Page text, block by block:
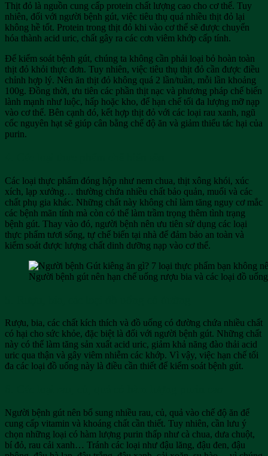
Thịt đỏ là nguồn cung cấp protein chất lượng cao cho cơ thể. Tuy
nhiên, đối với người bệnh gút, việc tiêu thụ quá nhiều thịt đỏ lại
không hề tốt. Protein trong thịt đỏ khi vào cơ thể sẽ được chuyển
hóa thành acid uric, chất gây ra các cơn viêm khớp cấp tính.
Để kiểm soát bệnh gút, chúng ta không cần phải loại bỏ hoàn toàn
thịt đỏ khỏi thực đơn. Tuy nhiên, việc tiêu thụ thịt đỏ cần được điều
chỉnh hợp lý. Nên ăn thịt đỏ không quá 2 lần/tuần, mỗi lần khoảng
100g. Đồng thời, ưu tiên các phần thịt nạc và phương pháp chế biến
lành mạnh như luộc, hấp hoặc kho, để hạn chế tối đa lượng mỡ nạp
vào cơ thể. Bên cạnh đó, kết hợp thịt đỏ với các loại rau xanh, ngũ
cốc nguyên hạt sẽ giúp cân bằng chế độ ăn và giảm thiểu tác hại của
purin.
Các loại thực phẩm đóng hộp như nem chua, thịt xông khói, xúc
xích, lạp xưởng… thường chứa nhiều chất bảo quản, muối và các
chất phụ gia khác. Những chất này không chỉ làm tăng nguy cơ mắc
các bệnh mãn tính mà còn có thể làm trầm trọng thêm tình trạng
bệnh gút. Thay vào đó, người bệnh nên ưu tiên sử dụng các loại
thực phẩm tươi sống, tự chế biến tại nhà để đảm bảo an toàn và
kiểm soát được lượng chất dinh dưỡng nạp vào cơ thể.
Người bệnh gút nên hạn chế uống rượu bia và các loại đồ
Rượu, bia, các chất kích thích và đồ uống có đường chứa nhiều chất
có hại cho sức khỏe, đặc biệt là đối với người bệnh gút. Những chất
này có thể làm tăng sản xuất acid uric, giảm khả năng đào thải acid
uric qua thận và gây viêm nhiễm các khớp. Vì vậy, việc hạn chế tối
đa các loại đồ uống này là điều cần thiết để kiểm soát bệnh gút.
Người bệnh gút nên bổ sung nhiều rau, củ, quả vào chế độ ăn để
cung cấp vitamin và khoáng chất cần thiết. Tuy nhiên, cần lưu ý
chọn những loại có hàm lượng purin thấp như cà chua, dưa chuột,
bí đỏ, rau cải xanh… Tránh các loại như đậu lăng, đậu đen, đậu